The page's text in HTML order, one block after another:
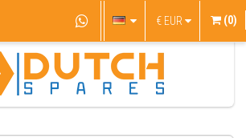
€ EUR (0)